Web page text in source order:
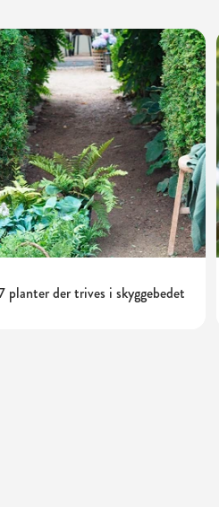
planter der trives i skyggebedet